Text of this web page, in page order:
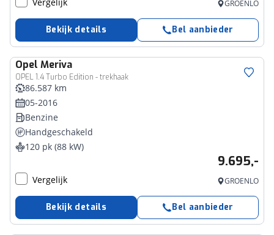
GROENLO
Bekijk details Bel aanbieder
Opel Meriva
OPEL 1.4 Turbo Edition - trekhaak
86.587 km
05-2016
Benzine
Handgeschakeld
120 pk (88 kW)
9.695,-
Vergelijk GROENLO
Bekijk details Bel aanbieder